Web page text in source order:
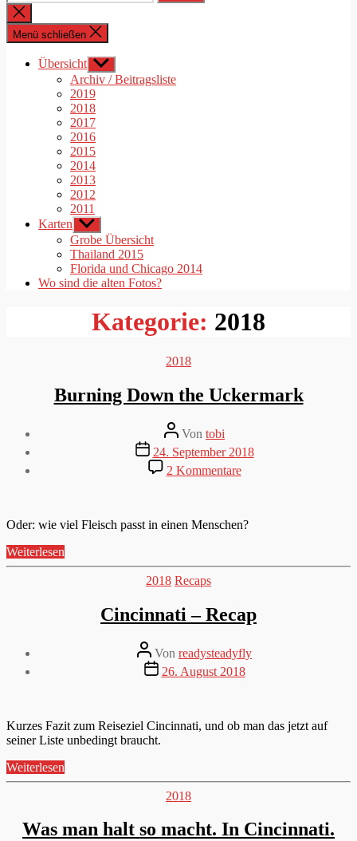
nach:
Suche
schließen
Menü schließen
Übersicht Untermenü
anzeigen
Archiv / Beitragsliste
2019
2018
2017
2016
2015
2014
2013
2012
2011
Karten Untermenü
anzeigen
Grobe Übersicht
Thailand 2015
Florida und Chicago 2014
Wo sind die alten Fotos?
Kategorie: 2018
Kategorien
2018
Burning Down the Uckermark
Beitragsautor
Von tobi
Veröffentlichungsdatum
24. September 2018
2 Kommentarezu
Burning
Uckermark
Oder: wie viel Fleisch passt in einen Menschen?
Weiterlesen
Down
Kategorien
2018 Recaps
Cincinnati – Recap
Beitragsautor
Von readysteadyfly
Veröffentlichungsdatum
26. August 2018
Kurzes Fazit zum Reiseziel Cincinnati, und ob man das jetzt auf
seiner Liste unbedingt braucht.
Weiterlesen
–
Kategorien
2018
Was man halt so macht. In Cincinnati.